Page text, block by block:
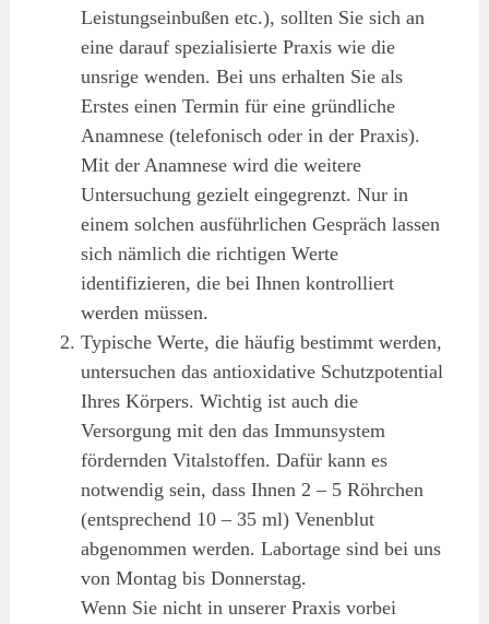
Leistungseinbußen etc.), sollten Sie sich an
eine darauf spezialisierte Praxis wie die
unsrige wenden. Bei uns erhalten Sie als
Erstes einen Termin für eine gründliche
Anamnese (telefonisch oder in der Praxis).
Mit der Anamnese wird die weitere
Untersuchung gezielt eingegrenzt. Nur in
einem solchen ausführlichen Gespräch lassen
sich nämlich die richtigen Werte
identifizieren, die bei Ihnen kontrolliert
werden müssen.
Typische Werte, die häufig bestimmt werden,
untersuchen das antioxidative Schutzpotential
Ihres Körpers. Wichtig ist auch die
Versorgung mit den das Immunsystem
fördernden Vitalstoffen. Dafür kann es
notwendig sein, dass Ihnen 2 – 5 Röhrchen
(entsprechend 10 – 35 ml) Venenblut
abgenommen werden. Labortage sind bei uns
von Montag bis Donnerstag.
Wenn Sie nicht in unserer Praxis vorbei